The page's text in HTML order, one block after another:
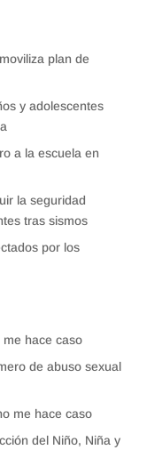
plan de
y adolescentes
a la escuela en
la seguridad
tras sismos
por los
hace caso
de abuso sexual
me hace caso
del Niño, Niña y